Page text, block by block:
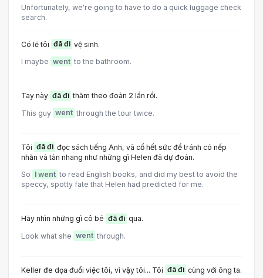
Unfortunately, we're going to have to do a quick luggage check
search.
Có lẽ tôi đã đi vệ sinh.
I maybe went to the bathroom.
Tay này đã đi thăm theo đoàn 2 lần rồi.
This guy went through the tour twice.
Tôi đã đi đọc sách tiếng Anh, và cố hết sức để tránh có nếp
nhăn và tàn nhang như những gì Helen đã dự đoán.
So I went to read English books, and did my best to avoid the
speccy, spotty fate that Helen had predicted for me.
Hãy nhìn những gì cô bé đã đi qua.
Look what she went through.
Keller đe dọa đuổi việc tôi, vì vậy tôi... Tôi đã đi cùng với ông ta.